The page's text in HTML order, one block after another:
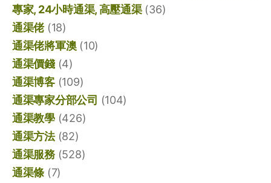
專家, 24小時通渠, 高壓通渠(36)
通渠佬(18)
通渠佬將軍澳(10)
通渠價錢(4)
通渠博客(109)
通渠專家分部公司 (104)
通渠教學(426)
通渠方法(82)
通渠服務(528)
通渠條 (7)